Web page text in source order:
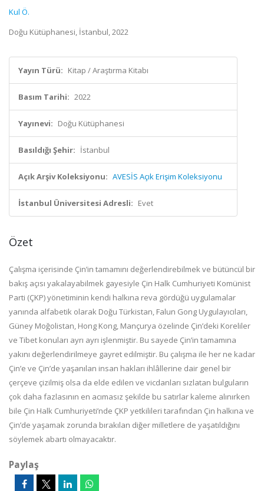
Kul Ö.
Doğu Kütüphanesi, İstanbul, 2022
Yayın Türü: Kitap / Araştırma Kitabı
Basım Tarihi: 2022
Yayınevi: Doğu Kütüphanesi
Basıldığı Şehir: İstanbul
Açık Arşiv Koleksiyonu: AVESİS Açık Erişim Koleksiyonu
İstanbul Üniversitesi Adresli: Evet
Özet
Çalışma içerisinde Çin’in tamamını değerlendirebilmek ve bütüncül bir
bakış açısı yakalayabilmek gayesiyle Çin Halk Cumhuriyeti Komünist
Parti (ÇKP) yönetiminin kendi halkına reva gördüğü uygulamalar
yanında alfabetik olarak Doğu Türkistan, Falun Gong Uygulayıcıları,
Güney Moğolistan, Hong Kong, Mançurya özelinde Çin’deki Koreliler
ve Tibet konuları ayrı ayrı işlenmiştir. Bu sayede Çin’in tamamına
yakını değerlendirilmeye gayret edilmiştir. Bu çalışma ile her ne kadar
Çin’e ve Çin’de yaşanılan insan hakları ihlâllerine dair genel bir
çerçeve çizilmiş olsa da elde edilen ve vicdanları sızlatan bulguların
çok daha fazlasının en acımasız şekilde bu satırlar kaleme alınırken
bile Çin Halk Cumhuriyeti’nde ÇKP yetkilileri tarafından Çin halkına ve
Çin’de yaşamak zorunda bırakılan diğer milletlere de yaşatıldığını
söylemek abartı olmayacaktır.
Paylaş